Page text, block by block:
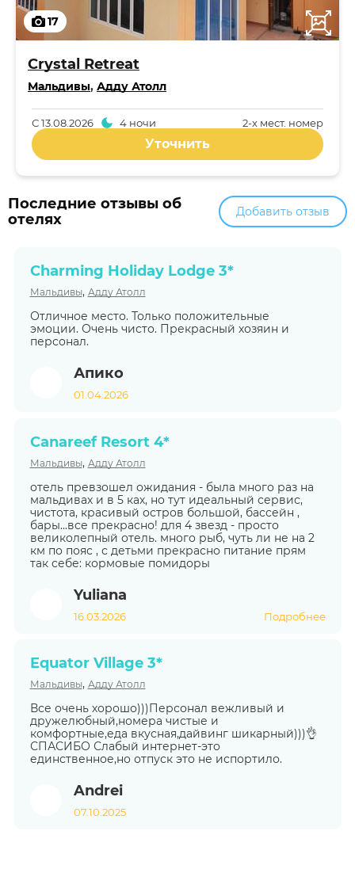
17
Crystal Retreat
Мальдивы, Адду Атолл
2-x мест. номер
С13.08.2026 4 ночи
Уточнить
Последние отзывы об
отелях
Добавить отзыв
Charming Holiday Lodge 3*
Мальдивы, Адду Атолл
Отличное место. Только положительные
эмоции. Очень чисто. Прекрасный хозяин и
персонал.
Апико
01.04.2026
Canareef Resort 4*
Мальдивы, Адду Атолл
отель превзошел ожидания - была много раз на
мальдивах и в 5 ках, но тут идеальный сервис,
чистота, красивый остров большой, бассейн ,
бары...все прекрасно! для 4 звезд - просто
великолепный отель. много рыб, чуть ли не на 2
км по пояс , с детьми прекрасно питание прям
так себе: кормовые помидоры
Yuliana
16.03.2026 Подробнее
Equator Village 3*
Мальдивы, Адду Атолл
Все очень хорошо)))Персонал вежливый и
дружелюбный,номера чистые и
комфортные,еда вкусная,дайвинг шикарный)))👌
СПАСИБО Слабый интернет-это
единственное,но отпуск это не испортило.
Andrei
07.10.2025